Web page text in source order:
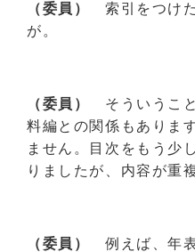
（委員） 索引をつけ
が。
（委員） そういうこ
料編との関係もありま
ません。目次をもう少
りましたが、内容が重
（委員） 例えば、年